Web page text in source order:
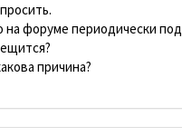
на форуме периодически
причина?